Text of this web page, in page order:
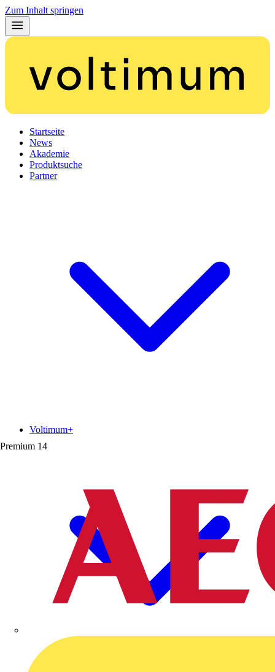
Zum Inhalt springen
Startseite
News
Akademie
Produktsuche
Partner
Premium 14
Voltimum+